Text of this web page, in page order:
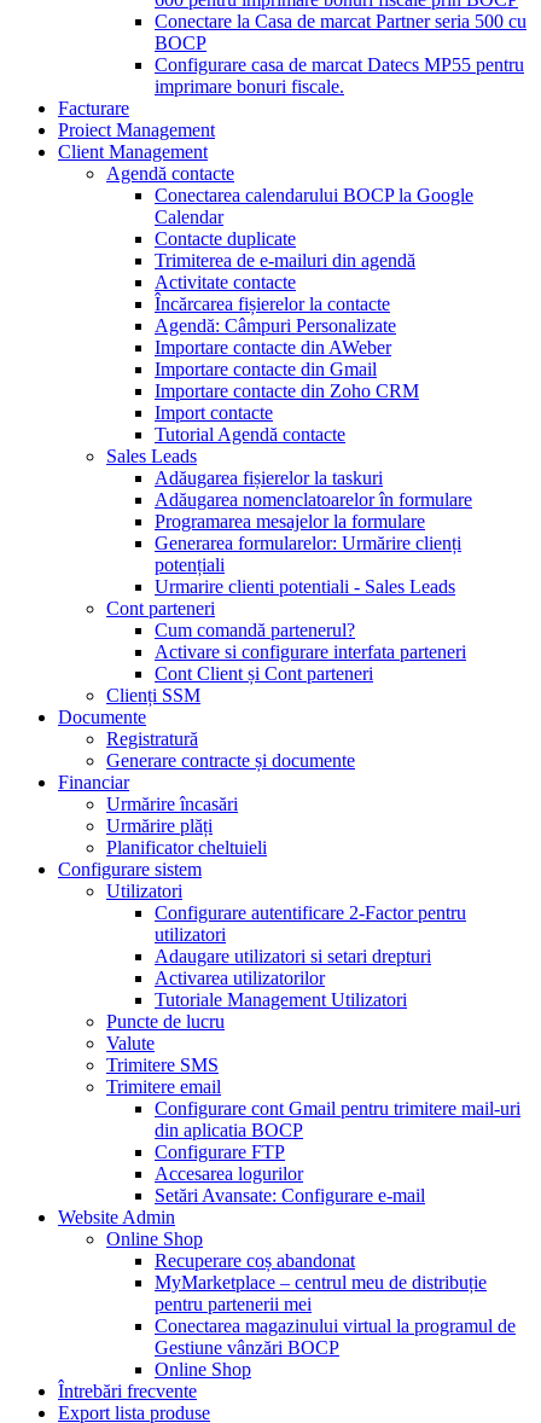
Conectare la Casa de marcat Partner seria 500 cu
BOCP
Configurare casa de marcat Datecs MP55 pentru
imprimare bonuri fiscale.
Facturare
Proiect Management
Client Management
Agendă contacte
Conectarea calendarului BOCP la Google
Calendar
Contacte duplicate
Trimiterea de e-mailuri din agendă
Activitate contacte
Încărcarea fișierelor la contacte
Agendă: Câmpuri Personalizate
Importare contacte din AWeber
Importare contacte din Gmail
Importare contacte din Zoho CRM
Import contacte
Tutorial Agendă contacte
Sales Leads
Adăugarea fișierelor la taskuri
Adăugarea nomenclatoarelor în formulare
Programarea mesajelor la formulare
Generarea formularelor: Urmărire clienți
potențiali
Urmarire clienti potentiali - Sales Leads
Cont parteneri
Cum comandă partenerul?
Activare si configurare interfata parteneri
Cont Client și Cont parteneri
Clienți SSM
Documente
Registratură
Generare contracte și documente
Financiar
Urmărire încasări
Urmărire plăți
Planificator cheltuieli
Configurare sistem
Utilizatori
Configurare autentificare 2-Factor pentru
utilizatori
Adaugare utilizatori si setari drepturi
Activarea utilizatorilor
Tutoriale Management Utilizatori
Puncte de lucru
Valute
Trimitere SMS
Trimitere email
Configurare cont Gmail pentru trimitere mail-uri
din aplicatia BOCP
Configurare FTP
Accesarea logurilor
Setări Avansate: Configurare e-mail
Website Admin
Online Shop
Recuperare coș abandonat
MyMarketplace – centrul meu de distribuție
pentru partenerii mei
Conectarea magazinului virtual la programul de
Gestiune vânzări BOCP
Online Shop
Întrebări frecvente
Export lista produse